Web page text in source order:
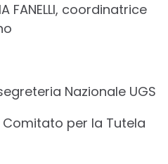
FANELLI, coordinatrice
Nazionale UGS
Comitato per la Tutela